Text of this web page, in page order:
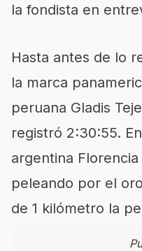
la fondista en
Hasta antes de lo
la marca
peruana Gladis
registró 2:30:55.
argentina
peleando por el
de 1 kilómetro la